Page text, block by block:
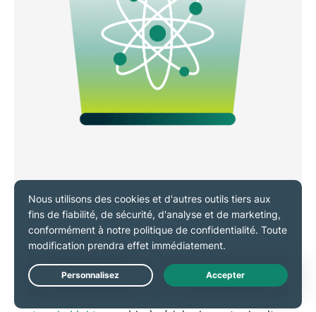
Restez connecté sur les réseaux
mobiles argentins
Les réseaux mobiles argentins ont tendance à être
Live Chat